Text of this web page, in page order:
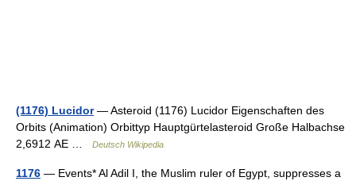
(1176) Lucidor— Asteroid (1176) Lucidor Eigenschaften des
Orbits (Animation) Orbittyp Hauptgürtelasteroid Große Halbachse
2,6912 AE …
Deutsch Wikipedia
1176 — Events* Al Adil I, the Muslim ruler of Egypt, suppresses a